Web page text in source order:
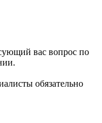
вас вопрос по
обязательно